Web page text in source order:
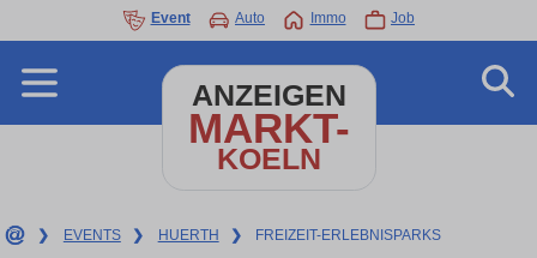
Event Auto Immo Job
ANZEIGEN
MARKT-
KOELN
❯ EVENTS ❯ HUERTH ❯ FREIZEIT-ERLEBNISPARKS